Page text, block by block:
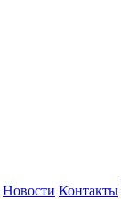
Новости Контакты